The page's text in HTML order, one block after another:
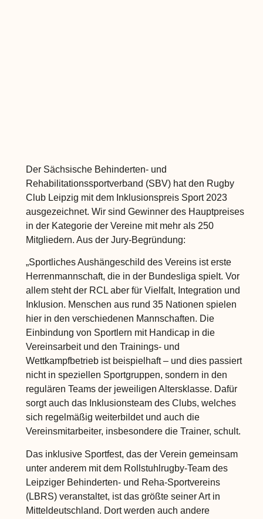
Der Sächsische Behinderten- und
Rehabilitationssportverband (SBV) hat den Rugby
Club Leipzig mit dem Inklusionspreis Sport 2023
ausgezeichnet. Wir sind Gewinner des Hauptpreises
in der Kategorie der Vereine mit mehr als 250
Mitgliedern. Aus der Jury-Begründung:
„Sportliches Aushängeschild des Vereins ist erste
Herrenmannschaft, die in der Bundesliga spielt. Vor
allem steht der RCL aber für Vielfalt, Integration und
Inklusion. Menschen aus rund 35 Nationen spielen
hier in den verschiedenen Mannschaften. Die
Einbindung von Sportlern mit Handicap in die
Vereinsarbeit und den Trainings- und
Wettkampfbetrieb ist beispielhaft – und dies passiert
nicht in speziellen Sportgruppen, sondern in den
regulären Teams der jeweiligen Altersklasse. Dafür
sorgt auch das Inklusionsteam des Clubs, welches
sich regelmäßig weiterbildet und auch die
Vereinsmitarbeiter, insbesondere die Trainer, schult.
Das inklusive Sportfest, das der Verein gemeinsam
unter anderem mit dem Rollstuhlrugby-Team des
Leipziger Behinderten- und Reha-Sportvereins
(LBRS) veranstaltet, ist das größte seiner Art in
Mitteldeutschland. Dort werden auch andere